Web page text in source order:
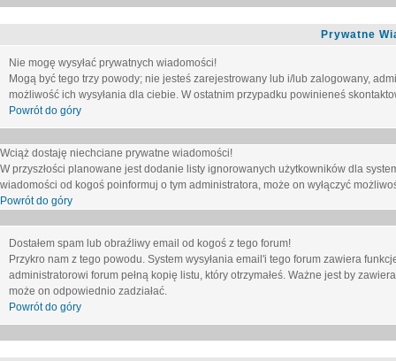
Prywatne
Nie mogę wysyłać prywatnych wiadomości!
Mogą być tego trzy powody; nie jesteś zarejestrowany lub i/lub zalogowany,
możliwość ich wysyłania dla ciebie. W ostatnim przypadku powinieneś
Powrót do góry
Wciąż dostaję niechciane prywatne wiadomości!
W przyszłości planowane jest dodanie listy ignorowanych użytkowników dla
wiadomości od kogoś poinformuj o tym administratora, może on wyłączyć
Powrót do góry
Dostałem spam lub obraźliwy email od kogoś z tego forum!
Przykro nam z tego powodu. System wysyłania email'i tego forum zawiera
administratorowi forum pełną kopię listu, który otrzymałeś. Ważne jest by
może on odpowiednio zadziałać.
Powrót do góry